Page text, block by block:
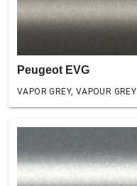
Peugeot EVG
VAPOR GREY, VAPOUR GREY